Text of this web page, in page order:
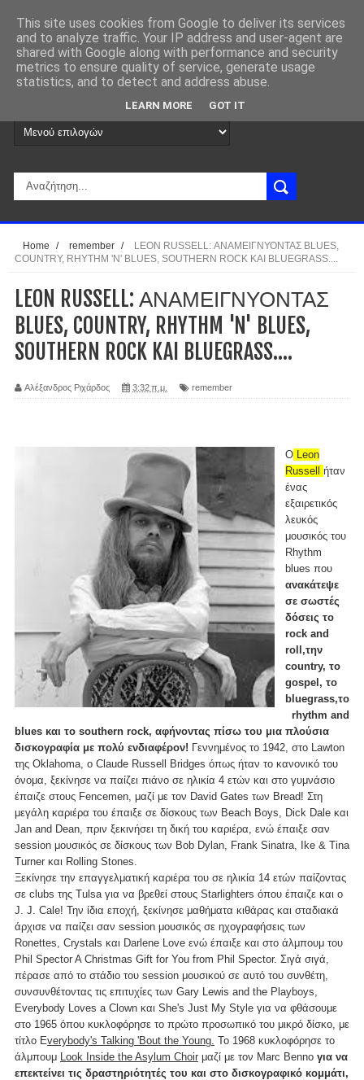
Home / remember /
LEON RUSSELL: ΑΝΑΜΕΙΓΝΥΟΝΤΑΣ BLUES,
COUNTRY, RHYTHM 'N' BLUES, SOUTHERN ROCK KAI BLUEGRASS....
LEON RUSSELL: ΑΝΑΜΕΙΓΝΥΟΝΤΑΣ
BLUES, COUNTRY, RHYTHM 'N' BLUES,
SOUTHERN ROCK KAI BLUEGRASS....
Αλέξανδρος Ριχάρδος 3:32 π.μ. remember
O Leon
Russell ήταν
ένας
εξαιρετικός
λευκός
μουσικός του
Rhythm
blues που
ανακάτεψε
σε σωστές
δόσεις το
rock and
roll,την
country, το
gospel, το
bluegrass,το
rhythm and
blues και το southern rock, αφήνοντας πίσω του μια πλούσια
δισκογραφία με πολύ ενδιαφέρον! Γεννημένος το 1942, στο Lawton
της Oklahoma, ο Claude Russell Bridges όπως ήταν το κανονικό του
όνομα, ξεκίνησε να παίζει πιάνο σε ηλικία 4 ετών και στο γυμνάσιο
έπαιζε στους Fencemen, μαζί με τον David Gates των Bread! Στη
μεγάλη καριέρα του έπαιξε σε δίσκους των Beach Boys, Dick Dale και
Jan and Dean, πριν ξεκινήσει τη δική του καριέρα, ενώ έπαιξε σαν
session μουσικός σε δίσκους των Bob Dylan, Frank Sinatra, Ike & Tina
Turner και Rolling Stones.
Ξεκίνησε την επαγγελματική καριέρα του σε ηλικία 14 ετών παίζοντας
σε clubs της Tulsa για να βρεθεί στους Starlighters όπου έπαιζε και ο
J. J. Cale! Την ίδια εποχή, ξεκίνησε μαθήματα κιθάρας και σταδιακά
άρχισε να παίζει σαν session μουσικός σε ηχογραφήσεις των
Ronettes, Crystals και Darlene Love ενώ έπαιξε και στο άλμπουμ του
Phil Spector A Christmas Gift for You from Phil Spector. Σιγά σιγά,
πέρασε από το στάδιο του session μουσικού σε αυτό του συνθέτη,
συνσυνθέτοντας τις επιτυχίες των Gary Lewis and the Playboys,
Everybody Loves a Clown και She's Just My Style για να φθάσουμε
στο 1965 όπου κυκλοφόρησε το πρώτο προσωπικό του μικρό δίσκο, με
τίτλο Everybody's Talking 'Bout the Young. To 1968 κυκλοφόρησε το
άλμπουμ Look Inside the Asylum Choir μαζί με τον Marc Benno για να
επεκτείνει τις δραστηριότητές του και στο δισκογραφικό κομμάτι,
This site uses cookies from Google to deliver its services
and to analyze traffic. Your IP address and user-agent are
shared with Google along with performance and security
metrics to ensure quality of service, generate usage
statistics, and to detect and address abuse.
LEARN MORE GOT IT